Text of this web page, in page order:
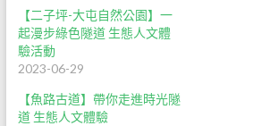
【二子坪-大屯自然公園】一
起漫步綠色隧道 生態人文體
驗活動
2023-06-29
【魚路古道】帶你走進時光隧
道 生態人文體驗